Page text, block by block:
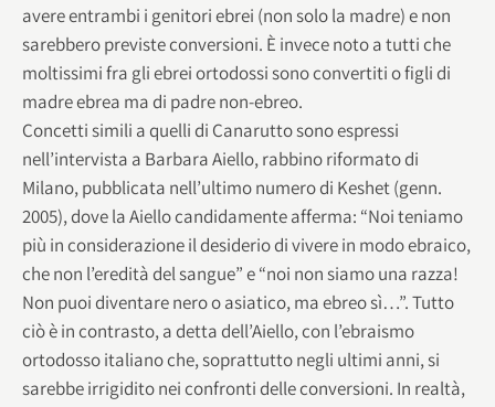
avere entrambi i genitori ebrei (non solo la madre) e non
sarebbero previste conversioni. È invece noto a tutti che
moltissimi fra gli ebrei ortodossi sono convertiti o figli di
madre ebrea ma di padre non-ebreo.
Concetti simili a quelli di Canarutto sono espressi
nell’intervista a Barbara Aiello, rabbino riformato di
Milano, pubblicata nell’ultimo numero di Keshet (genn.
2005), dove la Aiello candidamente afferma: “Noi teniamo
più in considerazione il desiderio di vivere in modo ebraico,
che non l’eredità del sangue” e “noi non siamo una razza!
Non puoi diventare nero o asiatico, ma ebreo sì…”. Tutto
ciò è in contrasto, a detta dell’Aiello, con l’ebraismo
ortodosso italiano che, soprattutto negli ultimi anni, si
sarebbe irrigidito nei confronti delle conversioni. In realtà,